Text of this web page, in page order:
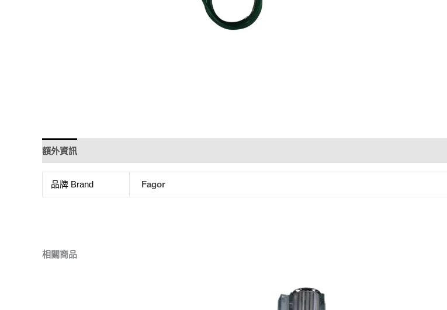
額外資訊
品牌 Brand Fagor
相關商品